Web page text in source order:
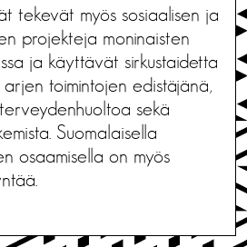
tekevät myös sosiaalisen ja
projekteja moninaisten
ja käyttävät sirkustaidetta
toimintojen edistäjänä,
sekä
Suomalaisella
osaamisella on myös